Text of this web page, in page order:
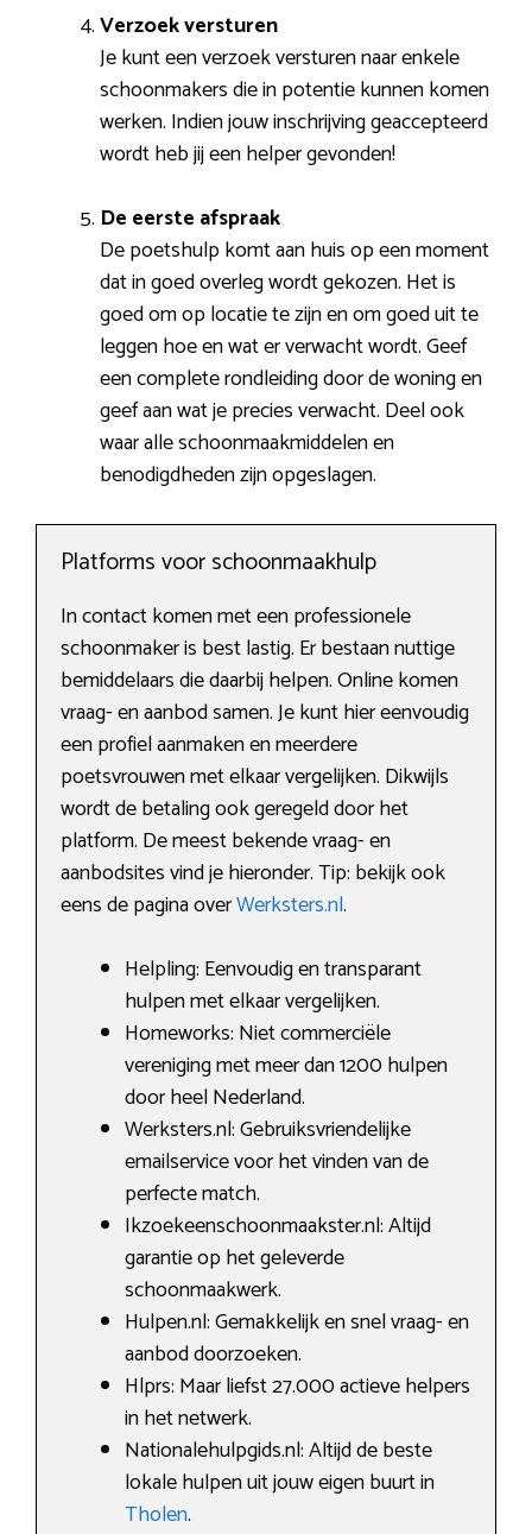
Verzoek versturen
Je kunt een verzoek versturen naar enkele
schoonmakers die in potentie kunnen komen
werken. Indien jouw inschrijving geaccepteerd
wordt heb jij een helper gevonden!
De eerste afspraak
De poetshulp komt aan huis op een moment
dat in goed overleg wordt gekozen. Het is
goed om op locatie te zijn en om goed uit te
leggen hoe en wat er verwacht wordt. Geef
een complete rondleiding door de woning en
geef aan wat je precies verwacht. Deel ook
waar alle schoonmaakmiddelen en
benodigdheden zijn opgeslagen.
Platforms voor schoonmaakhulp
In contact komen met een professionele
schoonmaker is best lastig. Er bestaan nuttige
bemiddelaars die daarbij helpen. Online komen
vraag- en aanbod samen. Je kunt hier eenvoudig
een profiel aanmaken en meerdere
poetsvrouwen met elkaar vergelijken. Dikwijls
wordt de betaling ook geregeld door het
platform. De meest bekende vraag- en
aanbodsites vind je hieronder. Tip: bekijk ook
eens de pagina overWerksters.nl.
Helpling: Eenvoudig en transparant
hulpen met elkaar vergelijken.
Homeworks: Niet commerciële
vereniging met meer dan 1200 hulpen
door heel Nederland.
Werksters.nl: Gebruiksvriendelijke
emailservice voor het vinden van de
perfecte match.
Ikzoekeenschoonmaakster.nl: Altijd
garantie op het geleverde
schoonmaakwerk.
Hulpen.nl: Gemakkelijk en snel vraag- en
aanbod doorzoeken.
Hlprs: Maar liefst 27.000 actieve helpers
in het netwerk.
Nationalehulpgids.nl: Altijd de beste
lokale hulpen uit jouw eigen buurt in
Tholen.